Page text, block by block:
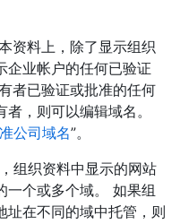
资料上，除了显示组织
企业帐户的任何已验证
者已验证或批准的任何
，则可以编辑域名。
公司域名”。
组织资料中显示的网站
一个或多个域。 如果组
址在不同的域中托管，则